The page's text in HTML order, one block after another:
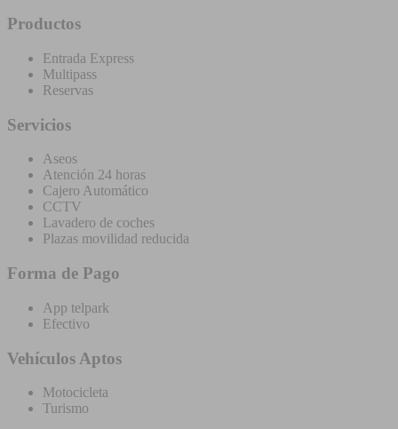
Productos
Entrada Express
Multipass
Reservas
Servicios
Aseos
Atención 24 horas
Cajero Automático
CCTV
Lavadero de coches
Plazas movilidad reducida
Forma de Pago
App telpark
Efectivo
Vehículos Aptos
Motocicleta
Turismo